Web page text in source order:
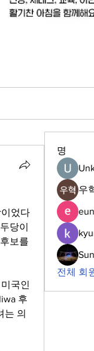
었다
당이
보를
국인
후
는 의
명
우
전체 회